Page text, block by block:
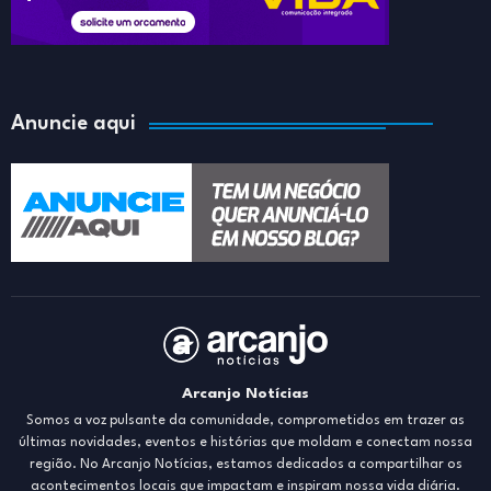
Anuncie aqui
Arcanjo Notícias
Somos a voz pulsante da comunidade, comprometidos em trazer as
últimas novidades, eventos e histórias que moldam e conectam nossa
região. No Arcanjo Notícias, estamos dedicados a compartilhar os
acontecimentos locais que impactam e inspiram nossa vida diária.